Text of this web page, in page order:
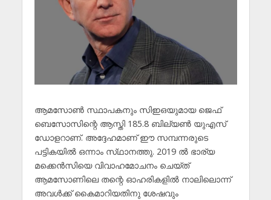
ആമസോൺ സ്ഥാപകനും സിഇഒയുമായ ജെഫ്
ബെസോസിന്റെ ആസ്തി 185.8 ബില്യൺ യുഎസ്
ഡോളറാണ്. അദ്ദേഹമാണ് ഈ സമ്പന്നരുടെ
പട്ടികയിൽ ഒന്നാം സ്‌ഥാനത്തു. 2019 ൽ ഭാര്യ
മക്കെൻസിയെ വിവാഹമോചനം ചെയ്ത്
ആമസോണിലെ തന്റെ ഓഹരികളിൽ നാലിലൊന്ന്
അവൾക്ക് കൈമാറിയതിനു ശേഷവും